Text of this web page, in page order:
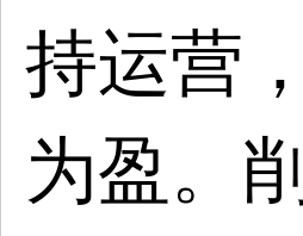
持运营
为盈。